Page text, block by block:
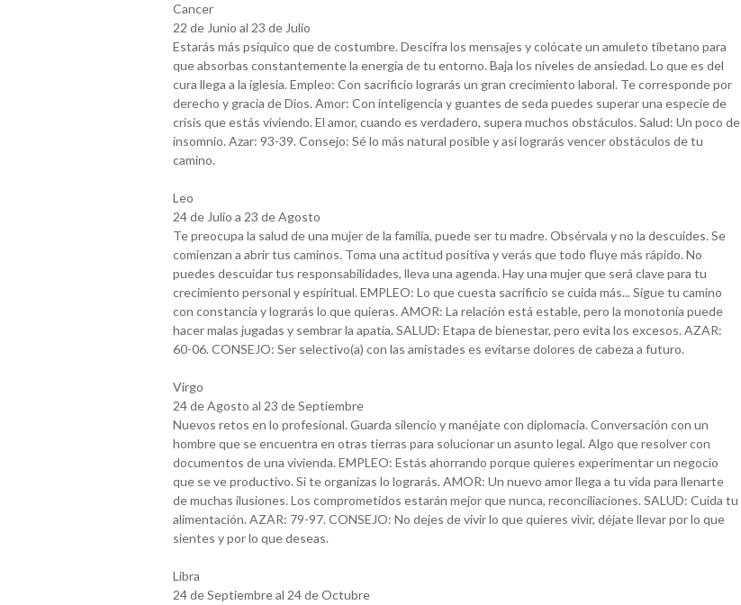
Cancer
22 de Junio al 23 de Julio
Estarás más psíquico que de costumbre. Descifra los mensajes y colócate un amuleto tibetano para
que absorbas constantemente la energía de tu entorno. Baja los niveles de ansiedad. Lo que es del
cura llega a la iglesia. Empleo: Con sacrificio lograrás un gran crecimiento laboral. Te corresponde por
derecho y gracia de Dios. Amor: Con inteligencia y guantes de seda puedes superar una especie de
crisis que estás viviendo. El amor, cuando es verdadero, supera muchos obstáculos. Salud: Un poco de
insomnio. Azar: 93-39. Consejo: Sé lo más natural posible y así lograrás vencer obstáculos de tu
camino.
Leo
24 de Julio a 23 de Agosto
Te preocupa la salud de una mujer de la familia, puede ser tu madre. Obsérvala y no la descuides. Se
comienzan a abrir tus caminos. Toma una actitud positiva y verás que todo fluye más rápido. No
puedes descuidar tus responsabilidades, lleva una agenda. Hay una mujer que será clave para tu
crecimiento personal y espiritual. EMPLEO: Lo que cuesta sacrificio se cuida más... Sigue tu camino
con constancia y lograrás lo que quieras. AMOR: La relación está estable, pero la monotonía puede
hacer malas jugadas y sembrar la apatía. SALUD: Etapa de bienestar, pero evita los excesos. AZAR:
60-06. CONSEJO: Ser selectivo(a) con las amistades es evitarse dolores de cabeza a futuro.
Virgo
24 de Agosto al 23 de Septiembre
Nuevos retos en lo profesional. Guarda silencio y manéjate con diplomacia. Conversación con un
hombre que se encuentra en otras tierras para solucionar un asunto legal. Algo que resolver con
documentos de una vivienda. EMPLEO: Estás ahorrando porque quieres experimentar un negocio
que se ve productivo. Si te organizas lo lograrás. AMOR: Un nuevo amor llega a tu vida para llenarte
de muchas ilusiones. Los comprometidos estarán mejor que nunca, reconciliaciones. SALUD: Cuida tu
alimentación. AZAR: 79-97. CONSEJO: No dejes de vivir lo que quieres vivir, déjate llevar por lo que
sientes y por lo que deseas.
Libra
24 de Septiembre al 24 de Octubre